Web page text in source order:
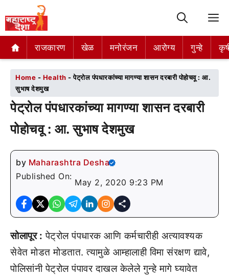
राजकारण खेळ मनोरंजन आरोग्य गुन्हे
राजकारण खेळ मनोरंजन आरोग्य गुन्हे
Home - Health -पेट्रोल पंपधारकांच्या मागण्या शासन दरबारी पोहोचवू : आ.
सुभाष देशमुख
पेट्रोल पंपधारकांच्या मागण्या शासन दरबारी
पोहोचवू : आ. सुभाष देशमुख
by Maharashtra Desha
Published On:
May 2, 2020 9:23 PM
सोलापूर : पेट्रोल पंपधारक आणि कर्मचारीही अत्यावश्यक
सेवेत मोडत मोडतात. त्यामुळे आम्हालाही विमा संरक्षण द्यावे,
पोलिसांनी पेट्रोल पंपावर दाखल केलेले गुन्हे मागे घ्यावेत